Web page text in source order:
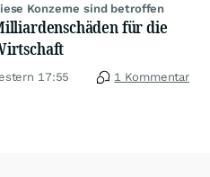
Konzerne sind betroffen
für die
17:55 1 Kommentar